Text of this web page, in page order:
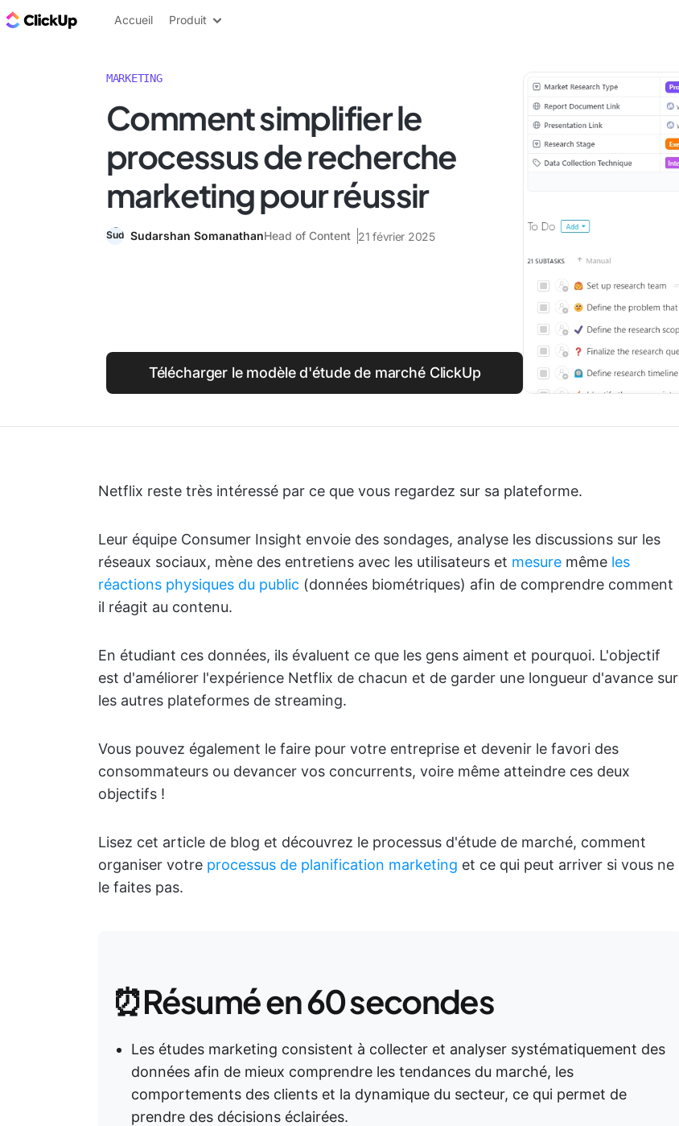
ClickUp Blog
Accueil Produit
MARKETING
Comment simplifier le
processus de recherche
marketing pour réussir
Sudarshan SomanathanHead of Content 21 février 2025
Télécharger le modèle d'étude de marché ClickUp
Netflix reste très intéressé par ce que vous regardez sur sa plateforme.
Leur équipe Consumer Insight envoie des sondages, analyse les discussions sur les
réseaux sociaux, mène des entretiens avec les utilisateurs et mesure même les
réactions physiques du public (données biométriques) afin de comprendre comment
il réagit au contenu.
En étudiant ces données, ils évaluent ce que les gens aiment et pourquoi. L'objectif
est d'améliorer l'expérience Netflix de chacun et de garder une longueur d'avance sur
les autres plateformes de streaming.
Vous pouvez également le faire pour votre entreprise et devenir le favori des
consommateurs ou devancer vos concurrents, voire même atteindre ces deux
objectifs !
Lisez cet article de blog et découvrez le processus d'étude de marché, comment
organiser votre processus de planification marketing et ce qui peut arriver si vous ne
le faites pas.
⏰Résumé en 60 secondes
Les études marketing consistent à collecter et analyser systématiquement des
données afin de mieux comprendre les tendances du marché, les
comportements des clients et la dynamique du secteur, ce qui permet de
prendre des décisions éclairées.